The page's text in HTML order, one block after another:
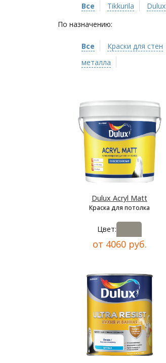
Все Tikkurila Dulux
По назначению:
Все Краски для стен
металла
Dulux Acryl Matt
Краска для потолка
Цвет:
от 4060 руб.